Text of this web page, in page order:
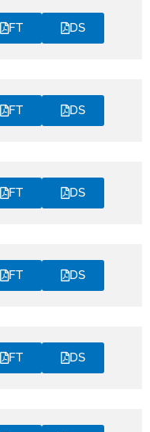
FT DS
FT DS
FT DS
FT DS
FT DS